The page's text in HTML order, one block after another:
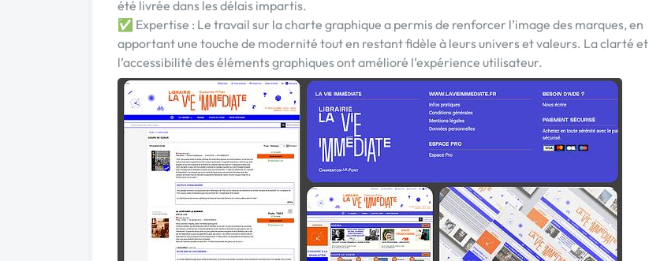
été livrée dans les délais impartis.
✅ Expertise : Le travail sur la charte graphique a permis de renforcer l’image des marques, en
apportant une touche de modernité tout en restant fidèle à leurs univers et valeurs. La clarté et
l’accessibilité des éléments graphiques ont amélioré l’expérience utilisateur.